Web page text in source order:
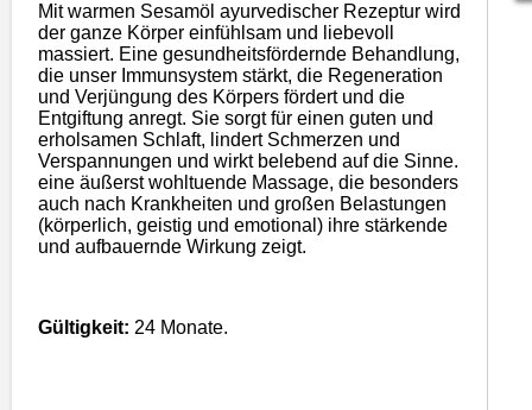
Mit warmen Sesamöl ayurvedischer Rezeptur wird
der ganze Körper einfühlsam und liebevoll
massiert. Eine gesundheitsfördernde Behandlung,
die unser Immunsystem stärkt, die Regeneration
und Verjüngung des Körpers fördert und die
Entgiftung anregt. Sie sorgt für einen guten und
erholsamen Schlaft, lindert Schmerzen und
Verspannungen und wirkt belebend auf die Sinne.
eine äußerst wohltuende Massage, die besonders
auch nach Krankheiten und großen Belastungen
(körperlich, geistig und emotional) ihre stärkende
und aufbauernde Wirkung zeigt.
Gültigkeit: 24 Monate.